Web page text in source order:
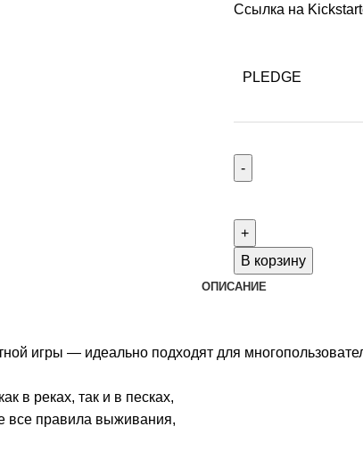
Ссылка на
PLEDGE
Dragons
Down:
Eastern
Reprint
В корзину
ОПИСАНИЕ
игры — идеально подходят для
в реках, так и в песках,
все правила выживания,